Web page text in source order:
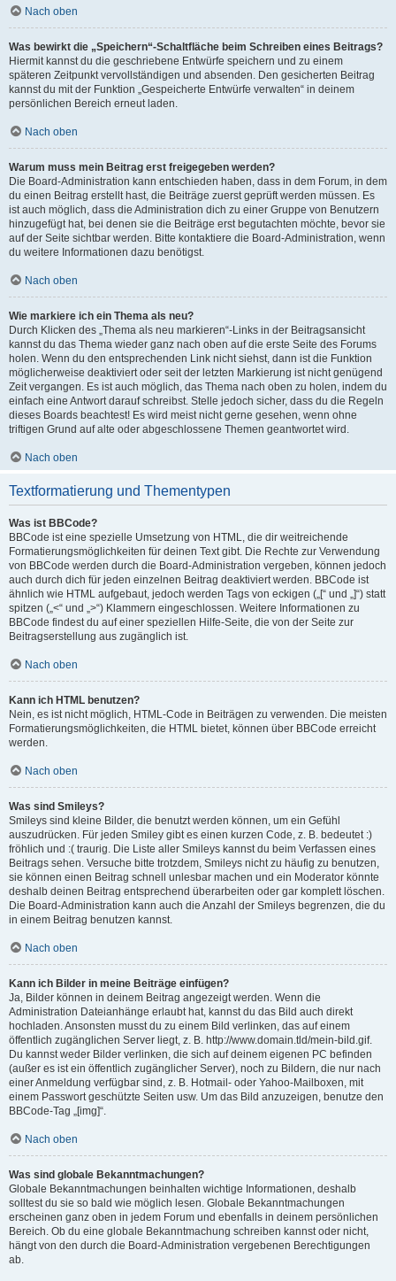
Nach oben
Was bewirkt die „Speichern“-Schaltfläche beim Schreiben eines Beitrags?
Hiermit kannst du die geschriebene Entwürfe speichern und zu einem
späteren Zeitpunkt vervollständigen und absenden. Den gesicherten Beitrag
kannst du mit der Funktion „Gespeicherte Entwürfe verwalten“ in deinem
persönlichen Bereich erneut laden.
Nach oben
Warum muss mein Beitrag erst freigegeben werden?
Die Board-Administration kann entschieden haben, dass in dem Forum, in dem
du einen Beitrag erstellt hast, die Beiträge zuerst geprüft werden müssen. Es
ist auch möglich, dass die Administration dich zu einer Gruppe von Benutzern
hinzugefügt hat, bei denen sie die Beiträge erst begutachten möchte, bevor sie
auf der Seite sichtbar werden. Bitte kontaktiere die Board-Administration, wenn
du weitere Informationen dazu benötigst.
Nach oben
Wie markiere ich ein Thema als neu?
Durch Klicken des „Thema als neu markieren“-Links in der Beitragsansicht
kannst du das Thema wieder ganz nach oben auf die erste Seite des Forums
holen. Wenn du den entsprechenden Link nicht siehst, dann ist die Funktion
möglicherweise deaktiviert oder seit der letzten Markierung ist nicht genügend
Zeit vergangen. Es ist auch möglich, das Thema nach oben zu holen, indem du
einfach eine Antwort darauf schreibst. Stelle jedoch sicher, dass du die Regeln
dieses Boards beachtest! Es wird meist nicht gerne gesehen, wenn ohne
triftigen Grund auf alte oder abgeschlossene Themen geantwortet wird.
Nach oben
Textformatierung und Thementypen
Was ist BBCode?
BBCode ist eine spezielle Umsetzung von HTML, die dir weitreichende
Formatierungsmöglichkeiten für deinen Text gibt. Die Rechte zur Verwendung
von BBCode werden durch die Board-Administration vergeben, können jedoch
auch durch dich für jeden einzelnen Beitrag deaktiviert werden. BBCode ist
ähnlich wie HTML aufgebaut, jedoch werden Tags von eckigen („[“ und „]“) statt
spitzen („<“ und „>“) Klammern eingeschlossen. Weitere Informationen zu
BBCode findest du auf einer speziellen Hilfe-Seite, die von der Seite zur
Beitragserstellung aus zugänglich ist.
Nach oben
Kann ich HTML benutzen?
Nein, es ist nicht möglich, HTML-Code in Beiträgen zu verwenden. Die meisten
Formatierungsmöglichkeiten, die HTML bietet, können über BBCode erreicht
werden.
Nach oben
Was sind Smileys?
Smileys sind kleine Bilder, die benutzt werden können, um ein Gefühl
auszudrücken. Für jeden Smiley gibt es einen kurzen Code, z. B. bedeutet :)
fröhlich und :( traurig. Die Liste aller Smileys kannst du beim Verfassen eines
Beitrags sehen. Versuche bitte trotzdem, Smileys nicht zu häufig zu benutzen,
sie können einen Beitrag schnell unlesbar machen und ein Moderator könnte
deshalb deinen Beitrag entsprechend überarbeiten oder gar komplett löschen.
Die Board-Administration kann auch die Anzahl der Smileys begrenzen, die du
in einem Beitrag benutzen kannst.
Nach oben
Kann ich Bilder in meine Beiträge einfügen?
Ja, Bilder können in deinem Beitrag angezeigt werden. Wenn die
Administration Dateianhänge erlaubt hat, kannst du das Bild auch direkt
hochladen. Ansonsten musst du zu einem Bild verlinken, das auf einem
öffentlich zugänglichen Server liegt, z. B. http://www.domain.tld/mein-bild.gif.
Du kannst weder Bilder verlinken, die sich auf deinem eigenen PC befinden
(außer es ist ein öffentlich zugänglicher Server), noch zu Bildern, die nur nach
einer Anmeldung verfügbar sind, z. B. Hotmail- oder Yahoo-Mailboxen, mit
einem Passwort geschützte Seiten usw. Um das Bild anzuzeigen, benutze den
BBCode-Tag „[img]“.
Nach oben
Was sind globale Bekanntmachungen?
Globale Bekanntmachungen beinhalten wichtige Informationen, deshalb
solltest du sie so bald wie möglich lesen. Globale Bekanntmachungen
erscheinen ganz oben in jedem Forum und ebenfalls in deinem persönlichen
Bereich. Ob du eine globale Bekanntmachung schreiben kannst oder nicht,
hängt von den durch die Board-Administration vergebenen Berechtigungen
ab.